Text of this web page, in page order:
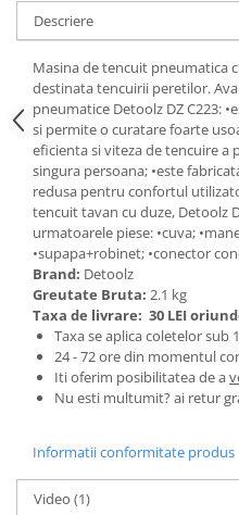
Tractoraș de tuns gazonul
Zootehnie
Incubatoare, oparitoare si
deplumatoare
Echipamente pentru animale
Aparate de tuns animale
Piese si accesorii aparate de
animale
Tarcuri animale
Semanatori
Masini batut stalpi si accesorii
Roabe & accesorii
Casute gradina si cutii
Mobilier gradina
umbrire
Lopeti zapada
Zdrobitoare si teascuri
Descriere
Masina de tencuit pneumatica
destinata tencuirii peretilor.
pneumatice Detoolz DZ C223:
si permite o curatare foarte
eficienta si viteza de tencuire a
singura persoana; •este
redusa pentru confortul
tencuit tavan cu duze, Detoolz
urmatoarele piese: •cuva;
•supapa+robinet; •conector
Brand: Detoolz
Greutate Bruta: 2.1 kg
Taxa de livrare: 30 LEI
Taxa se aplica coletelor sub
24 - 72 ore din momentul
Iti oferim posibilitatea de a
Nu esti multumit? ai retur
Informatii conformitate produs
Video (1)